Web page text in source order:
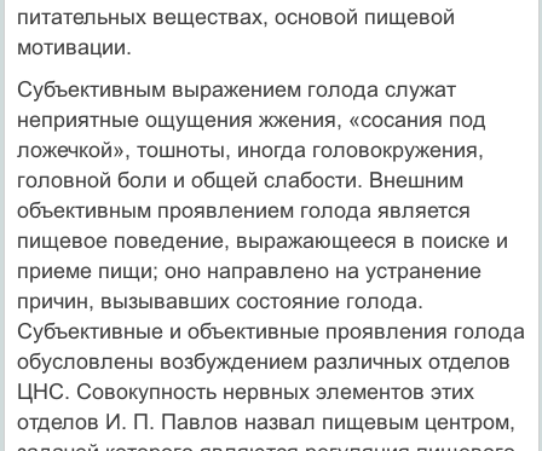
питательных веществах, основой пищевой
мотивации.
Субъективным выражением голода служат
неприятные ощущения жжения, «сосания под
ложечкой», тошноты, иногда головокружения,
головной боли и общей слабости. Внешним
объективным проявлением голода является
пищевое поведение, выражающееся в поиске и
приеме пищи; оно направлено на устранение
причин, вызывавших состояние голода.
Субъективные и объективные проявления голода
обусловлены возбуждением различных отделов
ЦНС. Совокупность нервных элементов этих
отделов И. П. Павлов назвал пищевым центром,